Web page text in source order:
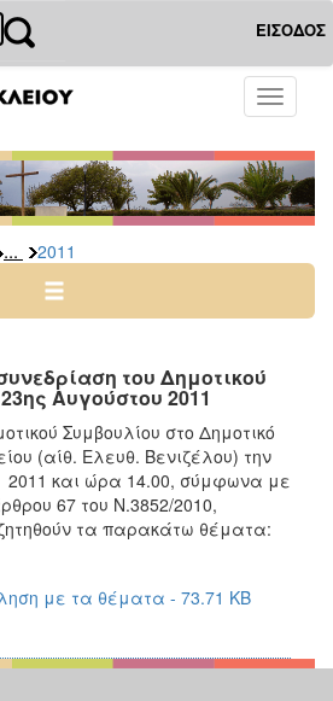
ΕΙΣΟΔΟΣ
Toggle
... 2011
του Δημοτικού
Αυγούστου 2011
Συμβουλίου στο Δημοτικό
(αίθ. Ελευθ. Βενιζέλου) την
2011 και ώρα 14.00, σύμφωνα με
67 του Ν.3852/2010,
τα παρακάτω θέματα:
με τα θέματα - 73.71 KB